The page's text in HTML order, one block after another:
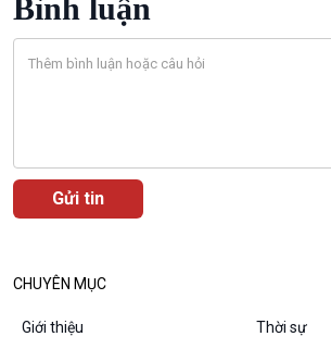
Bước chân đến trường
Tin Văn hoá & Du lịch
Chát với người nổi tiếng
Bình luận
CHUYÊN MỤC
Giới thiệu Thời sự